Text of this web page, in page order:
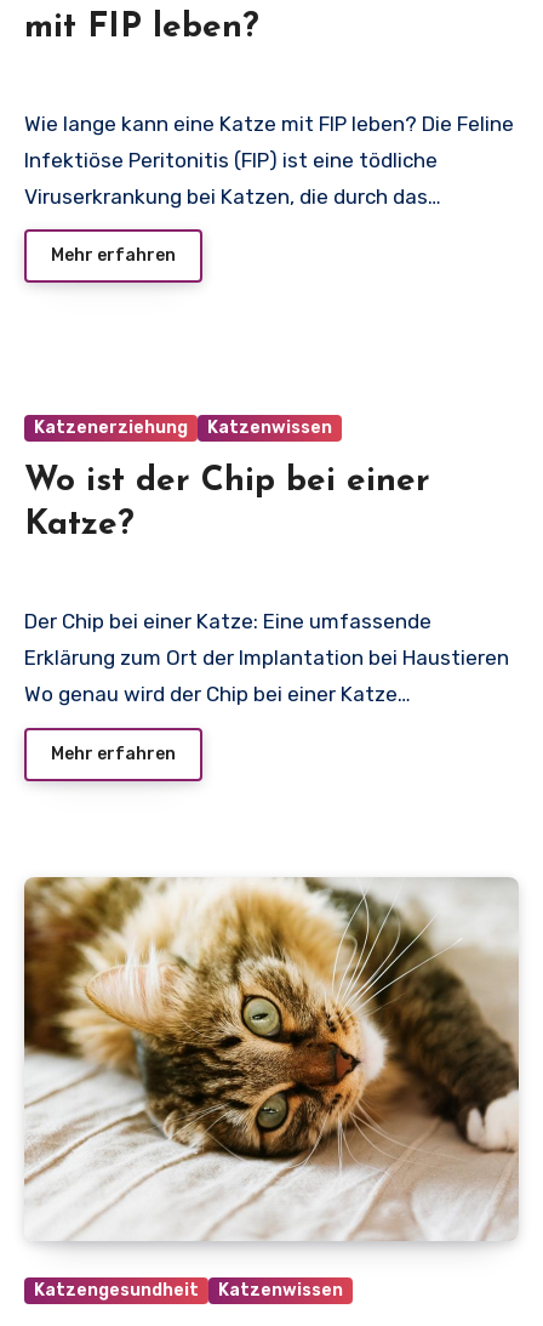
mit FIP leben?
Wie lange kann eine Katze mit FIP leben? Die Feline
Infektiöse Peritonitis (FIP) ist eine tödliche
Viruserkrankung bei Katzen, die durch das…
Mehr erfahren
Katzenerziehung Katzenwissen
Wo ist der Chip bei einer
Katze?
Der Chip bei einer Katze: Eine umfassende
Erklärung zum Ort der Implantation bei Haustieren
Wo genau wird der Chip bei einer Katze…
Mehr erfahren
Katzengesundheit Katzenwissen